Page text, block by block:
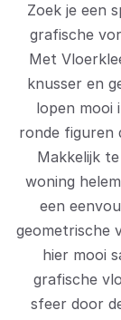
Zoek je een
grafische
Met
knusser en
lopen mooi
ronde figuren
Makkelijk
woning
een
geometrische
hier mooi
grafische
sfeer door